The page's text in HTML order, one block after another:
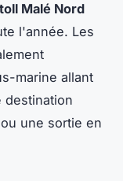
Malé Nord
l'année. Les
marine allant
destination
ou une sortie en